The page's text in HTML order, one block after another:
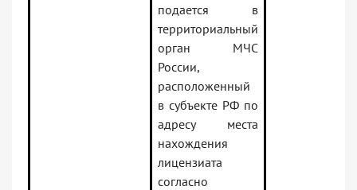
подается в
территориальный
орган МЧС
России,
расположенный
в субъекте РФ по
адресу места
нахождения
лицензиата
согласно